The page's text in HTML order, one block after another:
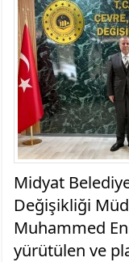
Midyat
Değişikliği
Muhammed
yürütülen ve